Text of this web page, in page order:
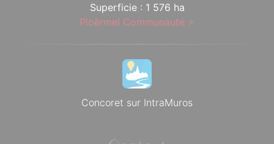
Superficie : 1 576 ha
Ploërmel Communauté
Concoret sur IntraMuros